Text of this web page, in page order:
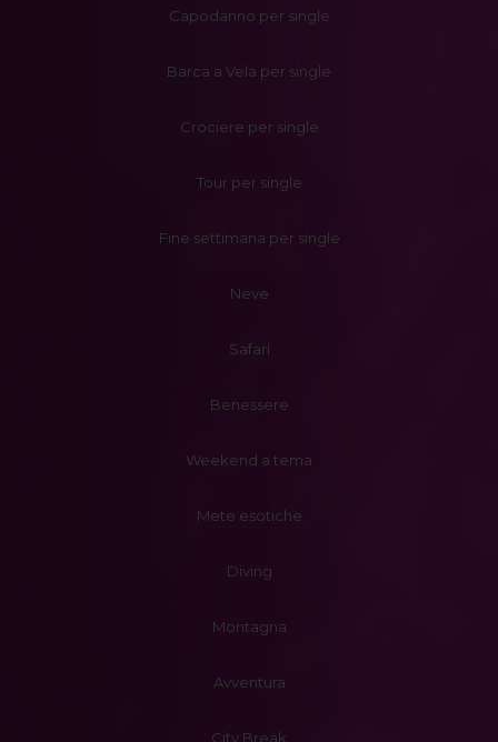
Capodanno per single
Barca a Vela per single
Crociere per single
Tour per single
Fine settimana per single
Neve
Safari
Benessere
Weekend a tema
Mete esotiche
Diving
Montagna
Avventura
City Break